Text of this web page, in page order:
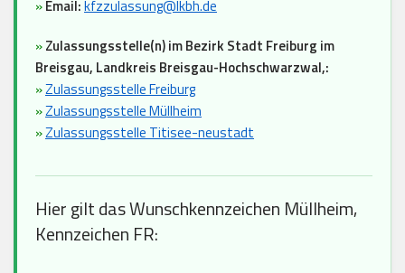
»Email:kfzzulassung@lkbh.de
»Zulassungsstelle(n) im Bezirk Stadt Freiburg im
Breisgau, Landkreis Breisgau-Hochschwarzwal,:
»Zulassungsstelle Freiburg
»Zulassungsstelle Müllheim
»Zulassungsstelle Titisee-neustadt
Hier gilt das Wunschkennzeichen Müllheim,
Kennzeichen FR: